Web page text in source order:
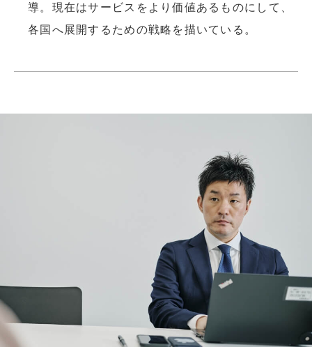
導。現在はサービスをより価値あるものにして、
各国へ展開するための戦略を描いている。